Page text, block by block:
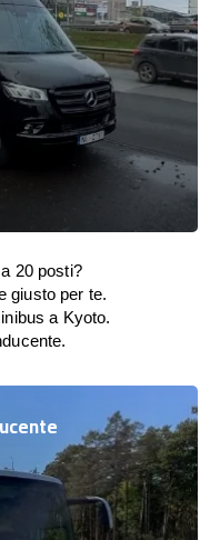
20 posti?
giusto per te.
a Kyoto.